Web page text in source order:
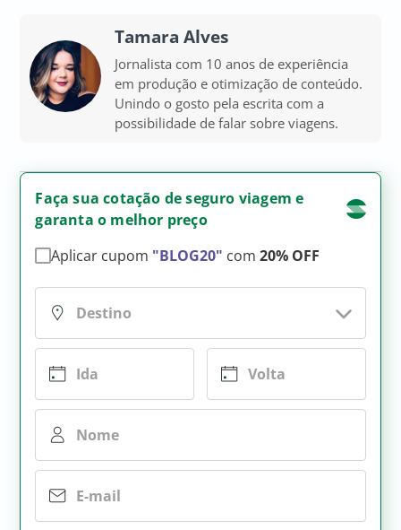
Tamara Alves
Jornalista com 10 anos de experiência
em produção e otimização de conteúdo.
Unindo o gosto pela escrita com a
possibilidade de falar sobre viagens.
Faça sua cotação de seguro viagem e
garanta o melhor preço
Aplicar cupom "BLOG20" com20% OFF